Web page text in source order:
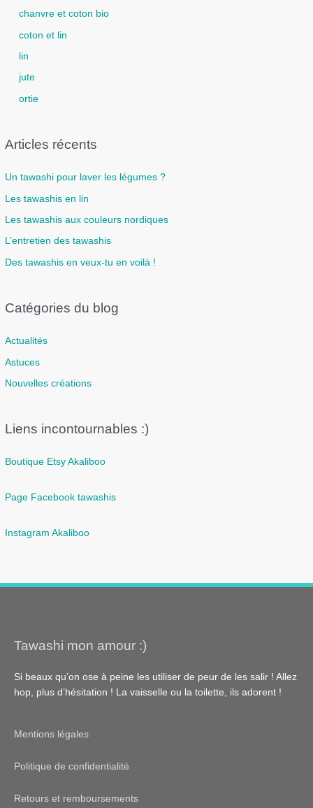
chanvre et coton bio
coton et lin
lin
jute
ortie
Articles récents
Un tawashi pour laver les légumes ?
Les tawashis en lin
Les tawashis aux couleurs nordiques
L’entretien des tawashis
Des tawashis en veux-tu en voilà !
Catégories du blog
Actualités
Astuces
Nouvelles créations
Liens incontournables :)
Boutique Etsy Akaliboo
Page Facebook tawashis
Instagram Akaliboo
Tawashi mon amour :)
Si beaux qu’on ose à peine les utiliser de peur de les salir ! Allez
hop, plus d’hésitation ! La vaisselle ou la toilette, ils adorent !
Mentions légales
Politique de confidentialité
Retours et remboursements